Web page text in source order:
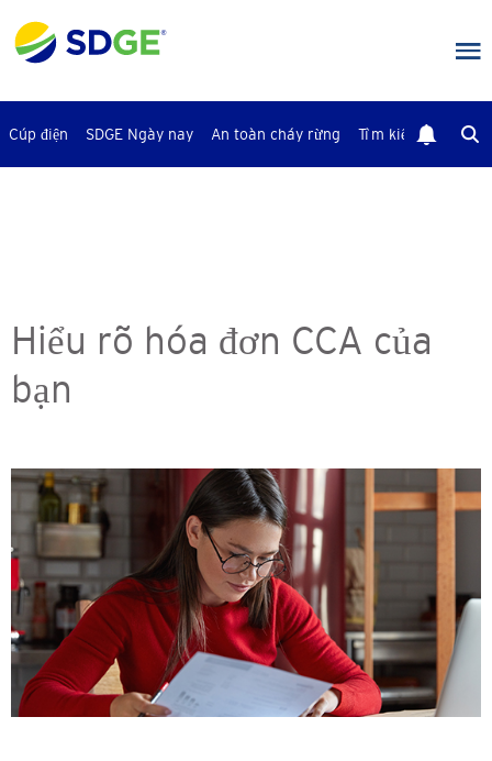
qua
Cúp điện SDGE Ngày nay An toàn cháy rừng Tìm kiếm Liên
Hiểu rõ hóa đơn CCA của
bạn